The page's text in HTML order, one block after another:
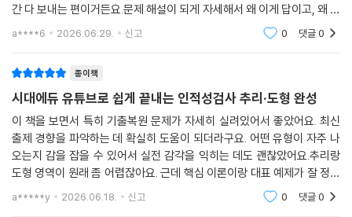
간 다 보내는 편이거든요.문제 해설이 되게 자세해서 왜 이게 답이고, 왜 이
게 오답인지 이해하기 편했어요. 그냥 답만 알려주는 게 아니라 제가 어떤
a****6 2026.06.29. 신고 0 댓글0
종이책
시대에듀 유튜브로 쉽게 끝내는 인적성검사 추리·도형 완성
이 책을 보면서 특히 기출복원 문제가 자세히 실려있어서 좋았어요. 최신
출제 경향을 파악하는 데 확실히 도움이 되더라구요. 어떤 유형이 자주 나
오는지 감을 잡을 수 있어서 실전 감각을 익히는 데도 괜찮았어요.추리랑
도형 영역이 원래 좀 어렵잖아요. 근데 핵심 이론이랑 대표 예제가 잘 정리
되어 있어서 기본적인 개념을 잡는 데 좋았어요. 막연하게 어렵다고만 생
각했는데, 단계
a*****y 2026.06.18. 신고 0 댓글0